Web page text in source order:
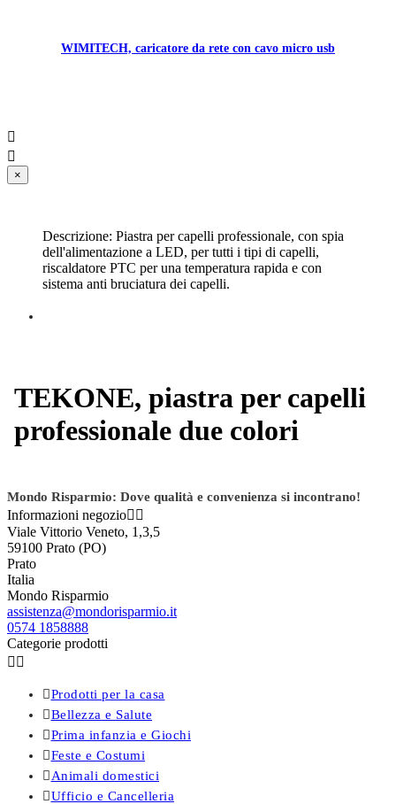
WIMITECH, caricatore da rete con cavo micro usb


×
Descrizione: Piastra per capelli professionale, con spia
dell'alimentazione a LED, per tutti i tipi di capelli,
riscaldatore PTC per una temperatura rapida e con
sistema anti bruciatura dei capelli.
TEKONE, piastra per capelli
professionale due colori
Mondo Risparmio: Dove qualità e convenienza si incontrano!
Informazioni negozio 
Viale Vittorio Veneto, 1,3,5
59100 Prato (PO)
Prato
Italia
Mondo Risparmio
assistenza@mondorisparmio.it
0574 1858888
Categorie prodotti
 
Prodotti per la casa
Bellezza e Salute
Prima infanzia e Giochi
Feste e Costumi
 Animali domestici
Ufficio e Cancelleria